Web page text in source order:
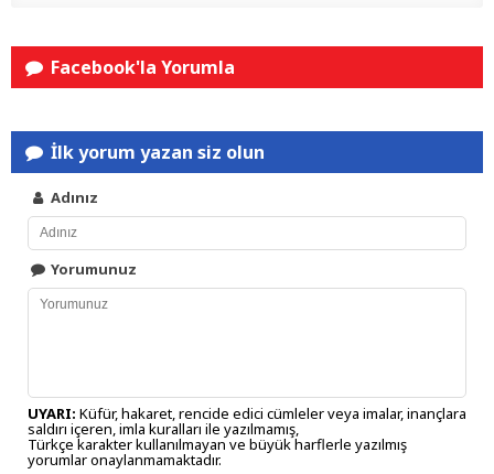
Facebook'la Yorumla
İlk yorum yazan siz olun
Adınız
Yorumunuz
UYARI: Küfür, hakaret, rencide edici cümleler veya imalar, inançlara
saldırı içeren, imla kuralları ile yazılmamış,
Türkçe karakter kullanılmayan ve büyük harflerle yazılmış
yorumlar onaylanmamaktadır.